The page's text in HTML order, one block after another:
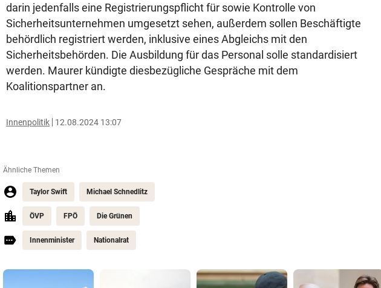
darin jedenfalls eine Registrierungspflicht für sowie Kontrolle von
Sicherheitsunternehmen umgesetzt sehen, außerdem sollen Beschäftigte
behördlich registriert werden, inklusive eines Abgleichs mit den
Sicherheitsbehörden. Die Ausbildung für das Personal solle standardisiert
werden. Maurer kündigte diesbezügliche Gespräche mit dem
Koalitionspartner an.
Innenpolitik 12.08.2024 13:07
Ähnliche Themen
Taylor Swift Michael Schnedlitz
ÖVP FPÖ Die Grünen
Innenminister Nationalrat